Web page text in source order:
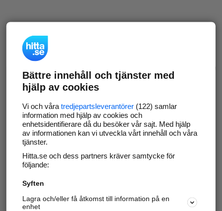
Bättre innehåll och tjänster med
hjälp av cookies
Vi och våra tredjepartsleverantörer(122) samlar
information med hjälp av cookies och
enhetsidentifierare då du besöker vår sajt. Med hjälp
av informationen kan vi utveckla vårt innehåll och våra
tjänster.
Hitta.se och dess partners kräver samtycke för
följande:
Syften
Lagra och/eller få åtkomst till information på en
enhet